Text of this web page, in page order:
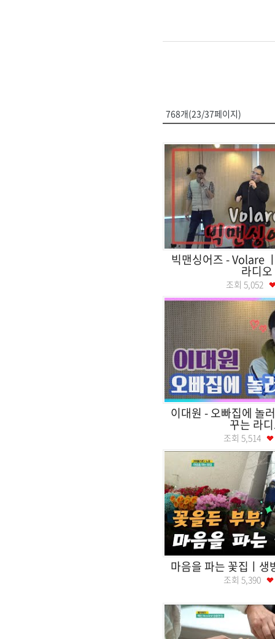
768개(23/37페이지)
빅맨싱어즈 - Volare
라디오
조회 5,052
이대원 - 오빠집에 놀
꾸는 라
조회 5,514
마음을 파는 꽃집ㅣ생
조회 5,390